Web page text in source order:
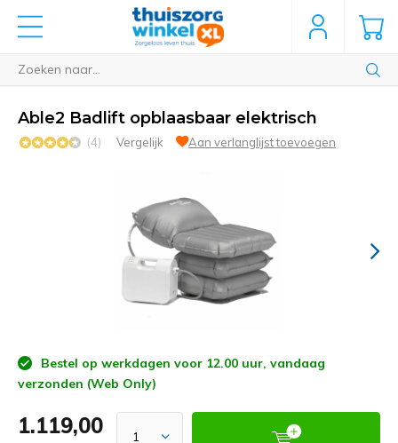
Able2 Badlift opblaasbaar elektrisch
(4) Vergelijk Aan verlanglijst toevoegen
Bestel op werkdagen voor 12.00 uur, vandaag
verzonden (Web Only)
1.119,00